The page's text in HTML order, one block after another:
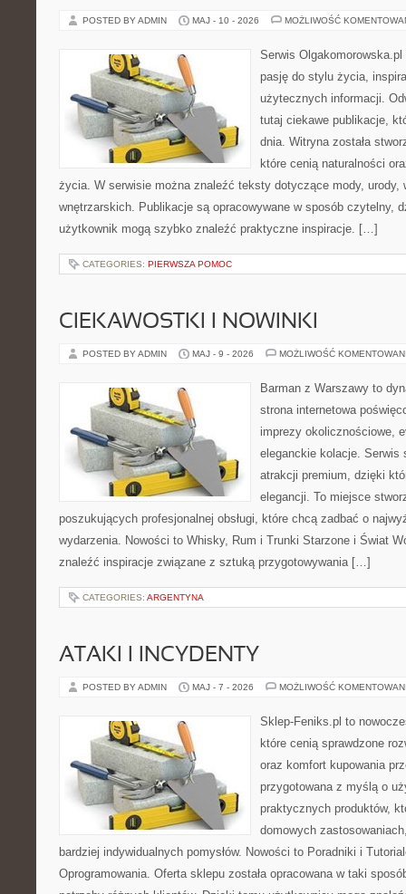
POSTED BY ADMIN MAJ - 10 - 2026 MOŻLIWOŚĆ
Serwis
pasję do stylu życia,
użytecznych informacji.
tutaj ciekawe publikacje,
dnia. Witryna została
które cenią naturalności
życia. W serwisie można znaleźć teksty dotyczące mody, urody,
wnętrzarskich. Publikacje są opracowywane w sposób czytelny,
użytkownik mogą szybko znaleźć praktyczne inspiracje. […]
CATEGORIES: PIERWSZA POMOC
CIEKAWOSTKI I NOWINKI
POSTED BY ADMIN MAJ - 9 - 2026 MOŻLIWOŚĆ
Barman z Warszawy to
strona internetowa
imprezy okolicznościowe,
eleganckie kolacje. Serwis
atrakcji premium, dzięki
elegancji. To miejsce
poszukujących profesjonalnej obsługi, które chcą zadbać o
wydarzenia. Nowości to Whisky, Rum i Trunki Starzone i Świat
znaleźć inspiracje związane z sztuką przygotowywania […]
CATEGORIES: ARGENTYNA
ATAKI I INCYDENTY
POSTED BY ADMIN MAJ - 7 - 2026 MOŻLIWOŚĆ
Sklep-Feniks.pl to
które cenią sprawdzone
oraz komfort kupowania
przygotowana z myślą o
praktycznych produktów,
domowych
bardziej indywidualnych pomysłów. Nowości to Poradniki i
Oprogramowania. Oferta sklepu została opracowana w taki